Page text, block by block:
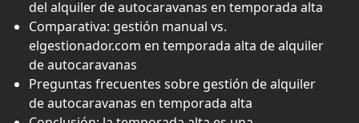
del alquiler de autocaravanas en temporada alta
Comparativa: gestión manual vs.
elgestionador.com en temporada alta de alquiler
de autocaravanas
Preguntas frecuentes sobre gestión de alquiler
de autocaravanas en temporada alta